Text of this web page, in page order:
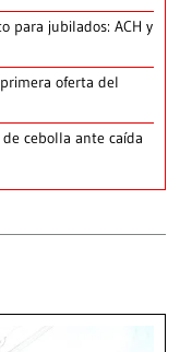
para jubilados: ACH y
oferta del
cebolla ante caída